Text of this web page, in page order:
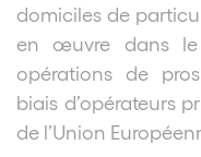
domiciles de
en œuvre dans le
opérations de
biais d’opérateurs
de l’Union